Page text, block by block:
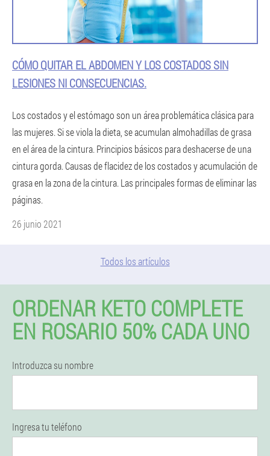
CÓMO QUITAR EL ABDOMEN Y LOS COSTADOS SIN
LESIONES NI CONSECUENCIAS.
Los costados y el estómago son un área problemática clásica para
las mujeres. Si se viola la dieta, se acumulan almohadillas de grasa
en el área de la cintura. Principios básicos para deshacerse de una
cintura gorda. Causas de flacidez de los costados y acumulación de
grasa en la zona de la cintura. Las principales formas de eliminar las
páginas.
26 junio 2021
Todos los artículos
ORDENAR KETO COMPLETE
EN ROSARIO 50% CADA UNO
Introduzca su nombre
Ingresa tu teléfono